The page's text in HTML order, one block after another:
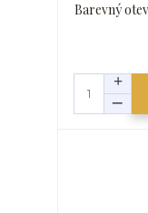
Barevný